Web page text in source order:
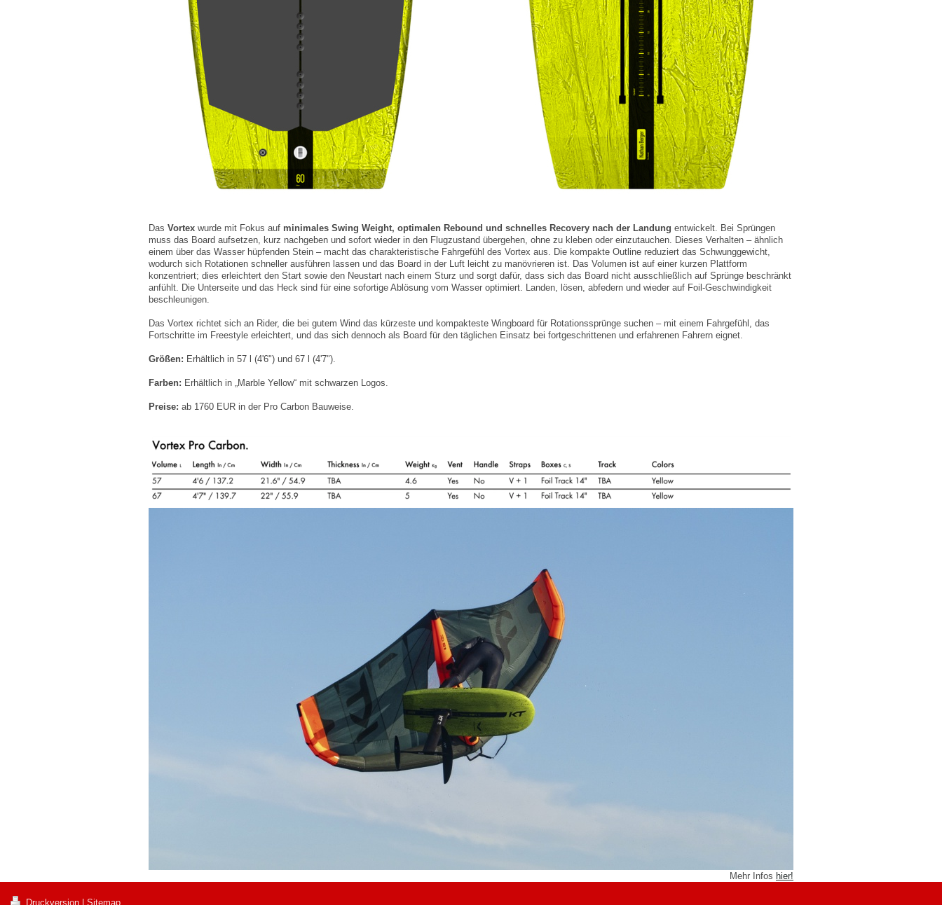
Das Vortex wurde mit Fokus auf minimales Swing Weight, optimalen Rebound und schnelles Recovery nach der Landung entwickelt. Bei Sprüngen
muss das Board aufsetzen, kurz nachgeben und sofort wieder in den Flugzustand übergehen, ohne zu kleben oder einzutauchen. Dieses Verhalten – ähnlich
einem über das Wasser hüpfenden Stein – macht das charakteristische Fahrgefühl des Vortex aus. Die kompakte Outline reduziert das Schwunggewicht,
wodurch sich Rotationen schneller ausführen lassen und das Board in der Luft leicht zu manövrieren ist. Das Volumen ist auf einer kurzen Plattform
konzentriert; dies erleichtert den Start sowie den Neustart nach einem Sturz und sorgt dafür, dass sich das Board nicht ausschließlich auf Sprünge beschränkt
anfühlt. Die Unterseite und das Heck sind für eine sofortige Ablösung vom Wasser optimiert. Landen, lösen, abfedern und wieder auf Foil-Geschwindigkeit
beschleunigen.
Das Vortex richtet sich an Rider, die bei gutem Wind das kürzeste und kompakteste Wingboard für Rotationssprünge suchen – mit einem Fahrgefühl, das
Fortschritte im Freestyle erleichtert, und das sich dennoch als Board für den täglichen Einsatz bei fortgeschrittenen und erfahrenen Fahrern eignet.
Größen: Erhältlich in 57 l (4'6") und 67 l (4'7").
Farben: Erhältlich in „Marble Yellow“ mit schwarzen Logos.
Preise: ab 1760 EUR in der Pro Carbon Bauweise.
Mehr Infos hier!
Druckversion | Sitemap